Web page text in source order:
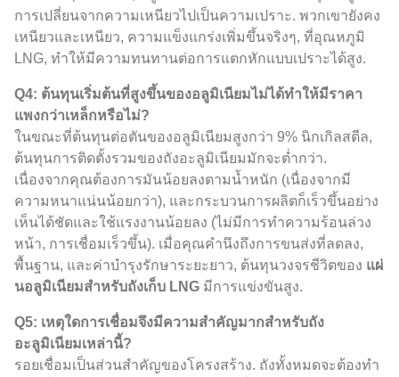
การเปลี่ยนจากความเหนียวไปเป็นความเปราะ. พวกเขายังคง
เหนียวและเหนียว, ความแข็งแกร่งเพิ่มขึ้นจริงๆ, ที่อุณหภูมิ
LNG, ทำให้มีความทนทานต่อการแตกหักแบบเปราะได้สูง.
Q4: ต้นทุนเริ่มต้นที่สูงขึ้นของอลูมิเนียมไม่ได้ทำให้มีราคา
แพงกว่าเหล็กหรือไม่?
ในขณะที่ต้นทุนต่อตันของอลูมิเนียมสูงกว่า 9% นิกเกิลสตีล,
ต้นทุนการติดตั้งรวมของถังอะลูมิเนียมมักจะต่ำกว่า.
เนื่องจากคุณต้องการมันน้อยลงตามน้ำหนัก (เนื่องจากมี
ความหนาแน่นน้อยกว่า), และกระบวนการผลิตก็เร็วขึ้นอย่าง
เห็นได้ชัดและใช้แรงงานน้อยลง (ไม่มีการทำความร้อนล่วง
หน้า, การเชื่อมเร็วขึ้น). เมื่อคุณคำนึงถึงการขนส่งที่ลดลง,
พื้นฐาน, และค่าบำรุงรักษาระยะยาว, ต้นทุนวงจรชีวิตของ แผ่
นอลูมิเนียมสำหรับถังเก็บ LNG มีการแข่งขันสูง.
Q5: เหตุใดการเชื่อมจึงมีความสำคัญมากสำหรับถัง
อะลูมิเนียมเหล่านี้?
รอยเชื่อมเป็นส่วนสำคัญของโครงสร้าง. ถังทั้งหมดจะต้องทำ